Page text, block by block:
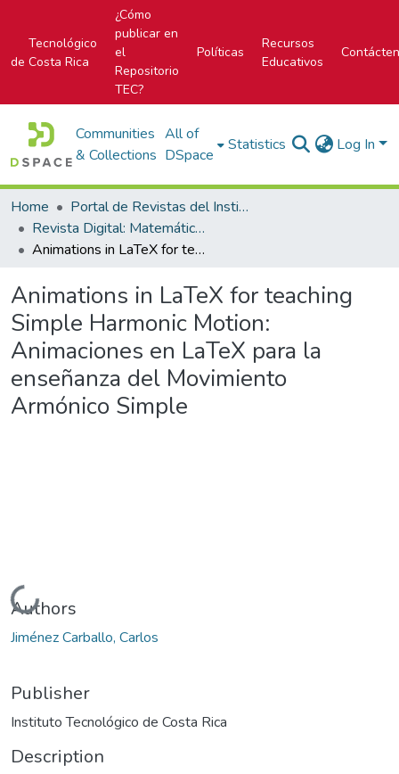
Tecnológico
de Costa Rica
¿Cómo
publicar en
el
Repositorio
TEC?
Políticas
Recursos
Educativos
Communities
& Collections
All of
DSpace
Statistics Log In
Home
Portal de Revistas del Instituto Tecnológico de Costa Rica
Revista Digital: Matemática, Educación e Internet
Animations in LaTeX for teaching Simple Harmonic Motion: Animaciones en LaTeX para la enseñanza del Movimiento Armónico Simple
Animations in LaTeX for teaching
Simple Harmonic Motion:
Animaciones en LaTeX para la
enseñanza del Movimiento
Armónico Simple
Loading...
Authors
Jiménez Carballo, Carlos
Publisher
Instituto Tecnológico de Costa Rica
Description